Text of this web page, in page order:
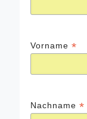
Vorname *
Nachname *